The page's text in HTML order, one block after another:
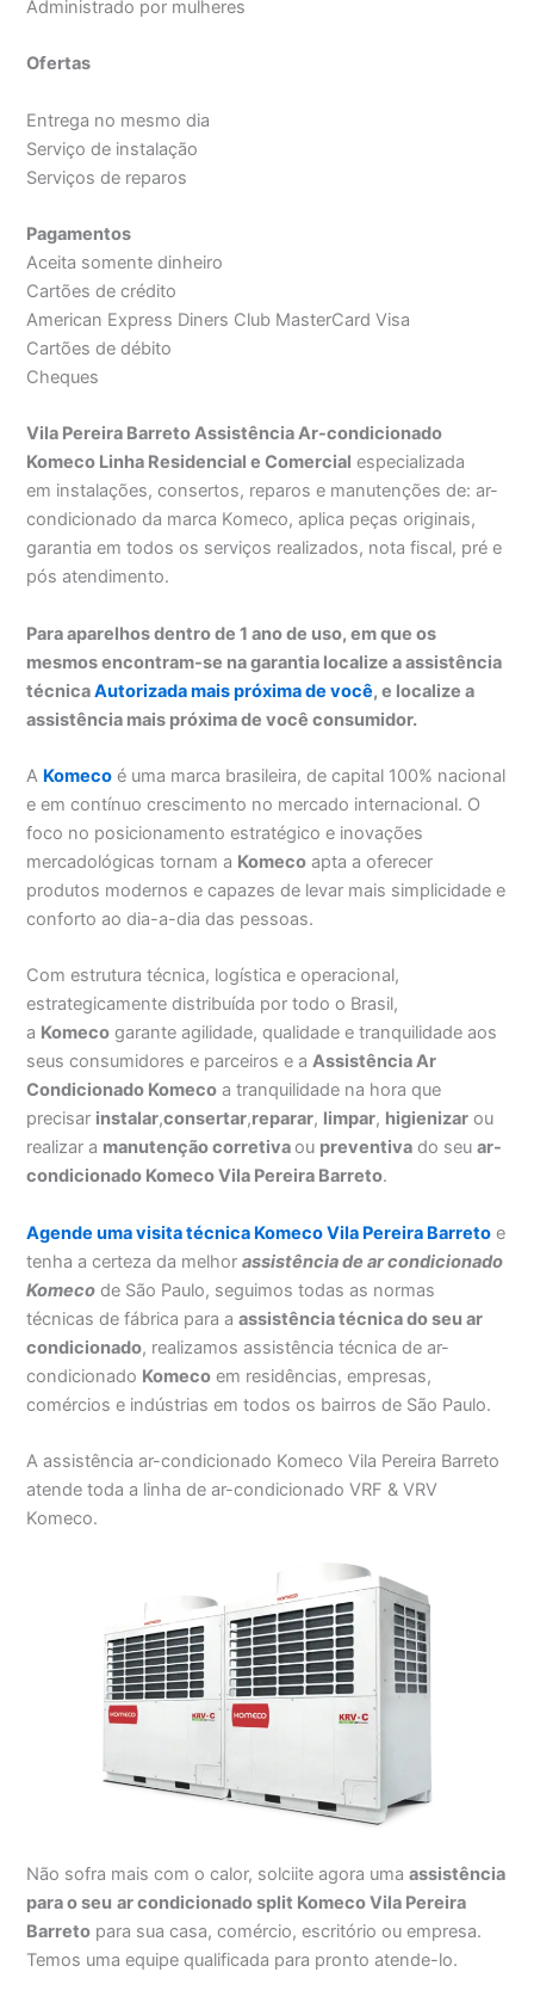
Administrado por mulheres
Ofertas
Entrega no mesmo dia
Serviço de instalação
Serviços de reparos
Pagamentos
Aceita somente dinheiro
Cartões de crédito
American Express Diners Club MasterCard Visa
Cartões de débito
Cheques
Vila Pereira Barreto Assistência Ar-condicionado
Komeco Linha Residencial e Comercial especializada
em instalações, consertos, reparos e manutenções de: ar-
condicionado da marca Komeco, aplica peças originais,
garantia em todos os serviços realizados, nota fiscal, pré e
pós atendimento.
Para aparelhos dentro de 1 ano de uso, em que os
mesmos encontram-se na garantia localize a assistência
técnicaAutorizada mais próxima de você, e localize a
assistência mais próxima de você consumidor.
A Komeco é uma marca brasileira, de capital 100% nacional
e em contínuo crescimento no mercado internacional. O
foco no posicionamento estratégico e inovações
mercadológicas tornam a Komeco apta a oferecer
produtos modernos e capazes de levar mais simplicidade e
conforto ao dia-a-dia das pessoas.
Com estrutura técnica, logística e operacional,
estrategicamente distribuída por todo o Brasil,
a Komeco garante agilidade, qualidade e tranquilidade aos
seus consumidores e parceiros e aAssistência Ar
Condicionado Komeco a tranquilidade na hora que
precisar instalar,consertar,reparar, limpar, higienizar ou
realizar a manutenção corretivaou preventiva do seuar-
condicionado Komeco Vila Pereira Barreto.
Agende uma visita técnica Komeco Vila Pereira Barreto e
tenha a certeza da melhorassistênciade ar condicionado
Komeco de São Paulo, seguimos todas as normas
técnicas de fábrica para aassistência técnica do seu ar
condicionado, realizamos assistência técnica de ar-
condicionado Komeco em residências, empresas,
comércios e indústrias em todos os bairros de São Paulo.
A assistência ar-condicionado Komeco Vila Pereira Barreto
atende toda a linha de ar-condicionado VRF & VRV
Komeco.
Não sofra mais com o calor, solciite agora umaassistência
para o seu ar condicionado split Komeco Vila Pereira
Barreto para sua casa, comércio, escritório ou empresa.
Temos uma equipe qualificada para pronto atende-lo.